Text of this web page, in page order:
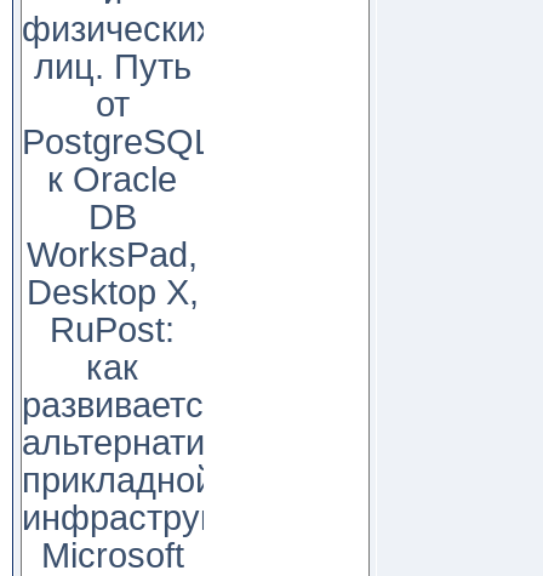
физических
лиц. Путь
от
PostgreSQL
к Oracle
DB
WorksPad,
Desktop X,
RuPost:
как
развивается
альтернатива
прикладной
инфраструктуре
Microsoft